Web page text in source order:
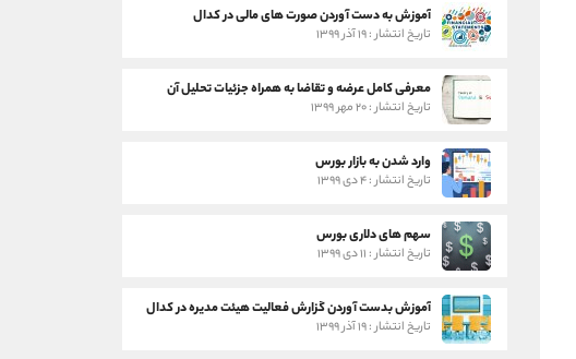
آموزش به دست آوردن صورت های مالی در کدال
تاریخ انتشار : ۱۹ آذر ۱۳۹۹
معرفی کامل عرضه و تقاضا به همراه جزئیات تحلیل آن
تاریخ انتشار : ۲۰ مهر ۱۳۹۹
وارد شدن به بازار بورس
تاریخ انتشار : ۴ دی ۱۳۹۹
سهم های دلاری بورس
تاریخ انتشار : ۱۱ دی ۱۳۹۹
آموزش بدست آوردن گزارش فعالیت هیئت مدیره در کدال
تاریخ انتشار : ۱۹ آذر ۱۳۹۹